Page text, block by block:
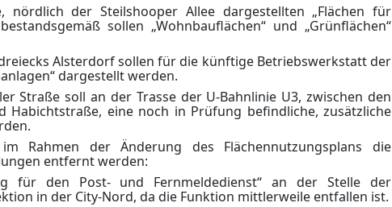
nördlich der Steilshooper Allee dargestellten „Flächen für
sollen „Wohnbauflächen“ und „Grünflächen“
Alsterdorf sollen für die künftige Betriebswerkstatt der
dargestellt werden.
Straße soll an der Trasse der U-Bahnlinie U3, zwischen den
Habichtstraße, eine noch in Prüfung befindliche, zusätzliche
Rahmen der Änderung des Flächennutzungsplans die
entfernt werden:
für den Post- und Fernmeldedienst“ an der Stelle der
in der City-Nord, da die Funktion mittlerweile entfallen ist.